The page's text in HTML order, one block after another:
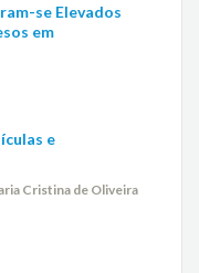
se Elevados
em
e
Cristina de Oliveira